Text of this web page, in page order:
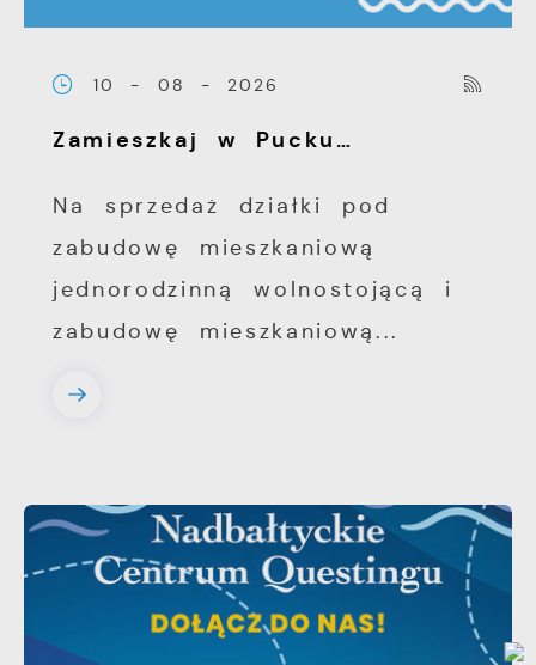
10 - 08 - 2026
Zamieszkaj w Pucku…
Na sprzedaż działki pod
zabudowę mieszkaniową
jednorodzinną wolnostojącą i
zabudowę mieszkaniową...